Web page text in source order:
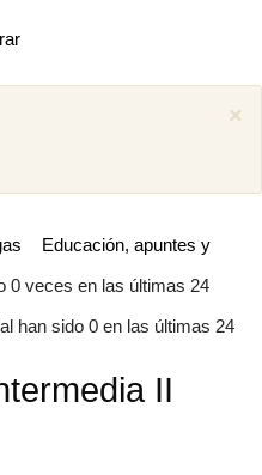
el manual de mecánica
×
Educación, apuntes y
0 veces en las últimas 24
han sido 0 en las últimas 24
II